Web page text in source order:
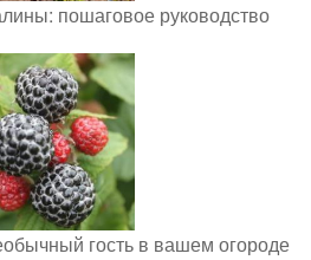
пошаговое руководство
гость в вашем огороде